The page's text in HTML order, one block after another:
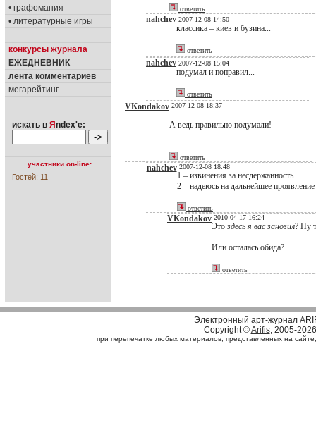
• графомания
• литературные игры
конкурсы журнала
ЕЖЕДНЕВНИК
лента комментариев
мегарейтинг
искать в Я ndex'е:
участники on-line:
Гостей: 11
ответить
nahchev 2007-12-08 14:50
классика – киев и бузина...
ответить
nahchev 2007-12-08 15:04
подумал и поправил...
ответить
VKondakov 2007-12-08 18:37
А ведь правильно подумали!
ответить
nahchev 2007-12-08 18:48
1 – извинения за несдержанность
2 – надеюсь на дальнейшее
ответить
VKondakov 2010-04-17 16:24
Это здесь я вас занозил? Ну
Или осталась обида?
ответить
Электронный арт-журнал
Copyright ©Arifis, 2005-2026
при перепечатке любых материалов, представленных на